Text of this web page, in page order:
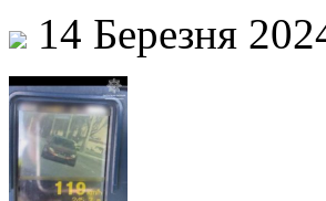
14 Березня